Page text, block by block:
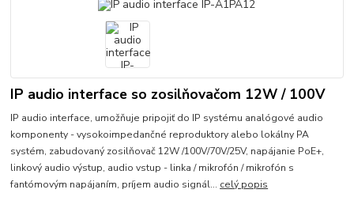
IP audio interface so zosilňovačom 12W / 100V
IP audio interface, umožňuje pripojiť do IP systému analógové audio
komponenty - vysokoimpedančné reproduktory alebo lokálny PA
systém, zabudovaný zosilňovač 12W /100V/70V/25V, napájanie PoE+,
linkový audio výstup, audio vstup - linka / mikrofón / mikrofón s
fantómovým napájaním, príjem audio signál... celý popis